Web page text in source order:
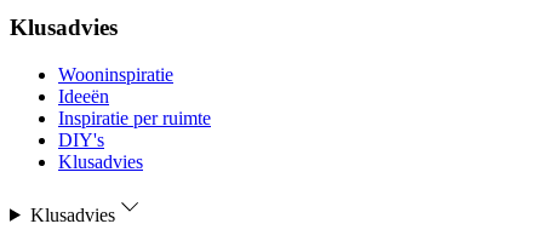
Klusadvies
Wooninspiratie
Ideeën
Inspiratie per ruimte
DIY's
Klusadvies
Klusadvies